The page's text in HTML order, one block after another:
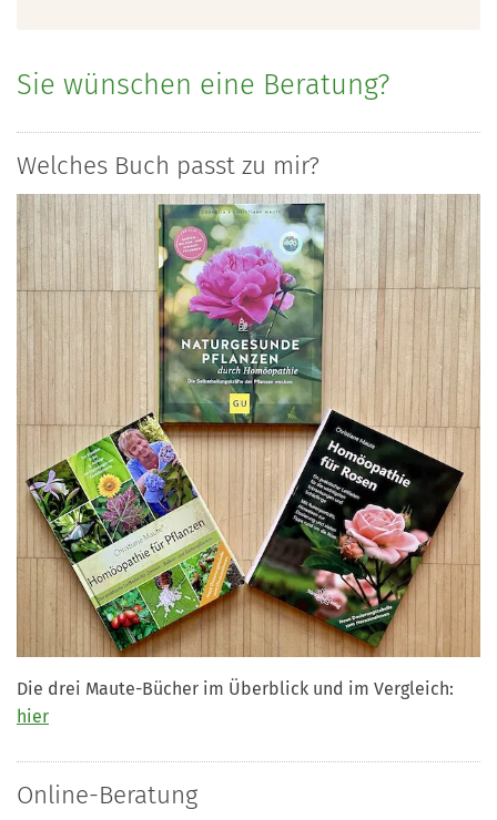
Sie wünschen eine Beratung?
Welches Buch passt zu mir?
Die drei Maute-Bücher im Überblick und im Vergleich:
hier
Online-Beratung